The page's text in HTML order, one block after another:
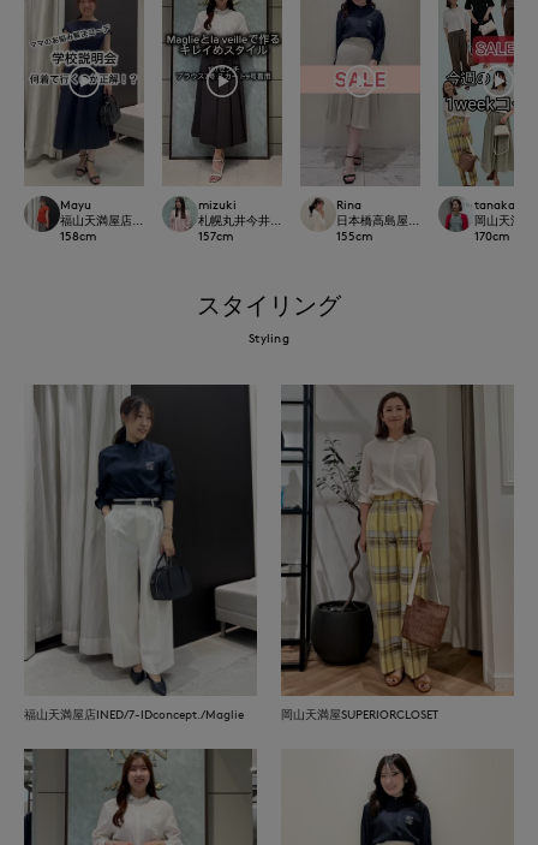
Mayu
福山天満屋店INED/7-IDconcept./Maglie
158cm
mizuki
札幌丸井今井SUPERIOR CLOSET
157cm
Rina
日本橋高島屋M Maglie le cassetto
155cm
tanaka
岡山天満屋
170cm
スタイリング
Styling
福山天満屋店INED/7-IDconcept./Maglie 岡山天満屋SUPERIORCLOSET